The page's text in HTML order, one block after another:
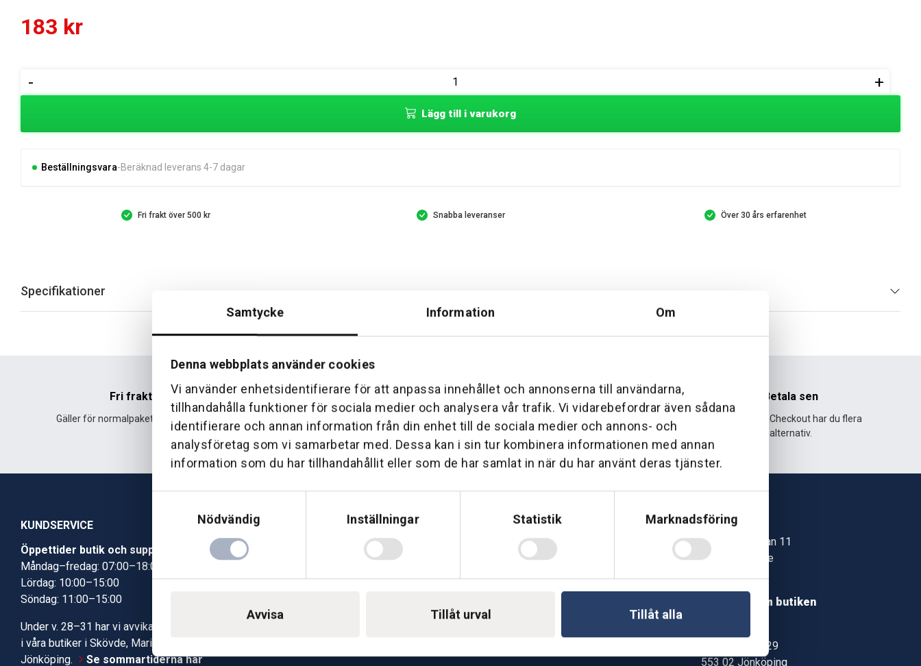
Samtycke Information Om
Denna webbplats använder cookies
Vi använder enhetsidentifierare för att anpassa innehållet och annonserna till användarna,
tillhandahålla funktioner för sociala medier och analysera vår trafik. Vi vidarebefordrar även sådana
identifierare och annan information från din enhet till de sociala medier och annons- och
analysföretag som vi samarbetar med. Dessa kan i sin tur kombinera informationen med annan
information som du har tillhandahållit eller som de har samlat in när du har använt deras tjänster.
Nödvändig
Inställningar Statistik Marknadsföring
Avvisa Tillåt urval Tillåt alla
183 kr
-
PLATE
+
Lägg till i varukorg
Beställningsvara Beräknad leverans 4-7 dagar
Fri frakt över 500 kr Snabba leveranser Över 30 års erfarenhet
Specifikationer
Fri frakt
Gäller för normalpaket över 500 kr.
Hemleverans
Leverans fram till din dörr. Oavsett storlek.
Över 30 års erfarenhet
Företaget startade 1 januari 1995 och har
sedan dess haft en god tillväxt.
Betala sen
Med Klarna Checkout har du flera
alternativ.
KUNDSERVICE
Öppettider butik och support
Måndag–fredag: 07:00–18:00
Lördag: 10:00–15:00
Söndag: 11:00–15:00
Under v. 28–31 har vi avvikande öppettider
i våra butiker i Skövde, Mariestad och
Jönköping.
Se sommartiderna här
Butik Skövde
Kundcenter
Boka tid i verkstad
Telefon: 0500-414 130
E-mail: support@soderstroms.nu
Gå till vår företagssupport
Skövde
Jonstorpsgatan 11
549 37 Skövde
Läs mer om butiken
Kämpevägen 29
553 02 Jönköping